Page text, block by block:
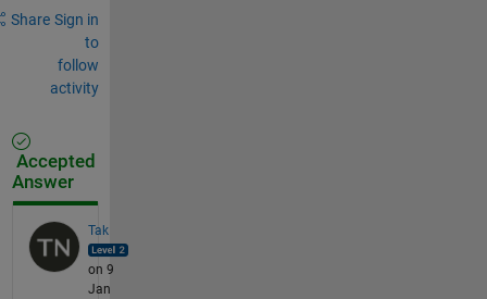
Share Sign in
to
follow
activity
Accepted
Answer
Tak
on 9
Jan